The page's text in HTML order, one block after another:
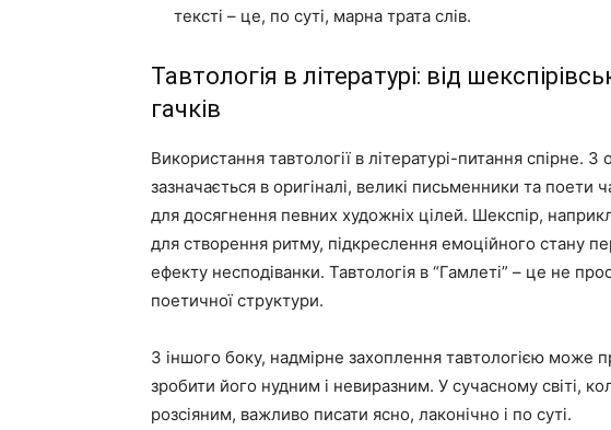
тексті – це, по суті, марна трата слів.
Тавтологія в літературі: від
гачків
Використання тавтології в літературі-питання спірне.
зазначається в оригіналі, великі письменники та поети
для досягнення певних художніх цілей. Шекспір,
для створення ритму, підкреслення емоційного стану
ефекту несподіванки. Тавтологія в “Гамлеті” – це не
поетичної структури.
З іншого боку, надмірне захоплення тавтологією може
зробити його нудним і невиразним. У сучасному світі,
розсіяним, важливо писати ясно, лаконічно і по суті.